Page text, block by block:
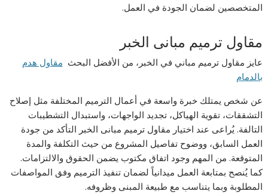
المتخصصين لضمان الجودة في العمل.
مقاول ترميم مبانى الخبر
عايز مقاول ترميم مباني في الخبر، من الأفضل البحث مقاول هدم
بالدمام
عن شخص يمتلك خبرة واسعة في أعمال الترميم المختلفة مثل إصلاح
التشققات، تقوية الهياكل، تجديد الواجهات، واستبدال التشطيبات
التالفة. يُراعى عند اختيار مقاول ترميم مبانى الخبر التأكد من جودة
العمل السابق، ووضوح تفاصيل المشروع من حيث التكلفة والمدة
المتوقعة. من المهم وجود اتفاق مكتوب يضمن الحقوق والالتزامات.
كما يُنصح بمتابعة العمل ميدانياً لضمان تنفيذ الترميم وفق المواصفات
المطلوبة وبما يتناسب مع طبيعة المبنى وظروفه.